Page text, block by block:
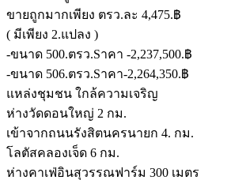
ขายถูกมากเพียง ตรว.ละ 4,475.฿
( มีเพียง 2.แปลง )
-ขนาด 500.ตรว.Sาคา -2,237,500.฿
-ขนาด 506.ตรว.Sาคา-2,264,350.฿
แหล่งชุมชน ใกล้ความเจริญ
ห่างวัดดอนใหญ่ 2 กม.
เข้าจากถนนรังสิตนครนายก 4. กม.
โลตัสคลองเจ็ด 6 กม.
ห่างคาเฟ่อินสุวรรณฟาร์ม 300 เมตร